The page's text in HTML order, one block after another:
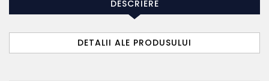
DESCRIERE
DETALII ALE PRODUSULUI